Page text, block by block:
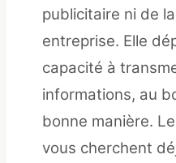
publicitaire ni de
entreprise. Elle
capacité à
informations, au
bonne manière.
vous cherchent